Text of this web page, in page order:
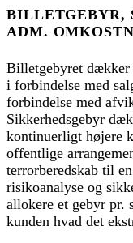
BILLETGEBYR,
ADM.
Billetgebyret dækker
i forbindelse med
forbindelse med
Sikkerhedsgebyr
kontinuerligt højere
offentlige
terrorberedskab til
risikoanalyse og
allokere et gebyr pr.
kunden hvad det